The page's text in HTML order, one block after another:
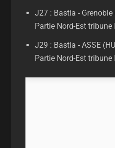
J27 : Bastia - Grenoble
Partie Nord-Est
J29 : Bastia - ASSE
Partie Nord-Est